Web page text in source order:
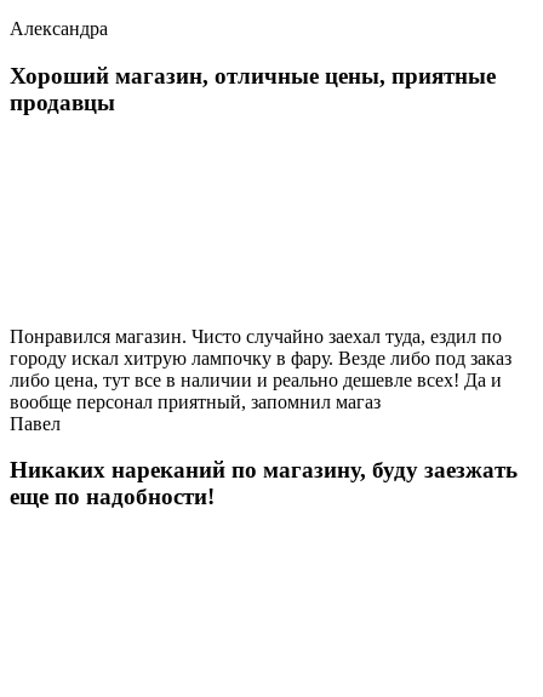
Александра
Хороший магазин, отличные цены, приятные
продавцы
Понравился магазин. Чисто случайно заехал туда, ездил по
городу искал хитрую лампочку в фару. Везде либо под заказ
либо цена, тут все в наличии и реально дешевле всех! Да и
вообще персонал приятный, запомнил магаз
Павел
Никаких нареканий по магазину, буду заезжать
еще по надобности!